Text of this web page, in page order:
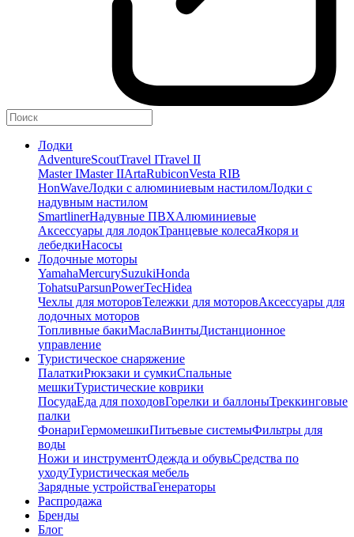
Лодки
AdventureScoutTravel ITravel II
Master IMaster IIArtaRubiconVesta RIB
HonWaveЛодки с алюминиевым настиломЛодки с
надувным настилом
SmartlinerНадувные ПВХАлюминиевые
Аксессуары для лодокТранцевые колесаЯкоря и
лебедкиНасосы
Лодочные моторы
YamahaMercurySuzukiHonda
TohatsuParsunPowerTecHidea
Чехлы для моторовТележки для моторовАксессуары для
лодочных моторов
Топливные бакиМаслаВинтыДистанционное
управление
Туристическое снаряжение
ПалаткиРюкзаки и сумкиСпальные
мешкиТуристические коврики
ПосудаЕда для походовГорелки и баллоныТреккинговые
палки
ФонариГермомешкиПитьевые системыФильтры для
воды
Ножи и инструментОдежда и обувьСредства по
уходуТуристическая мебель
Зарядные устройстваГенераторы
Распродажа
Бренды
Блог